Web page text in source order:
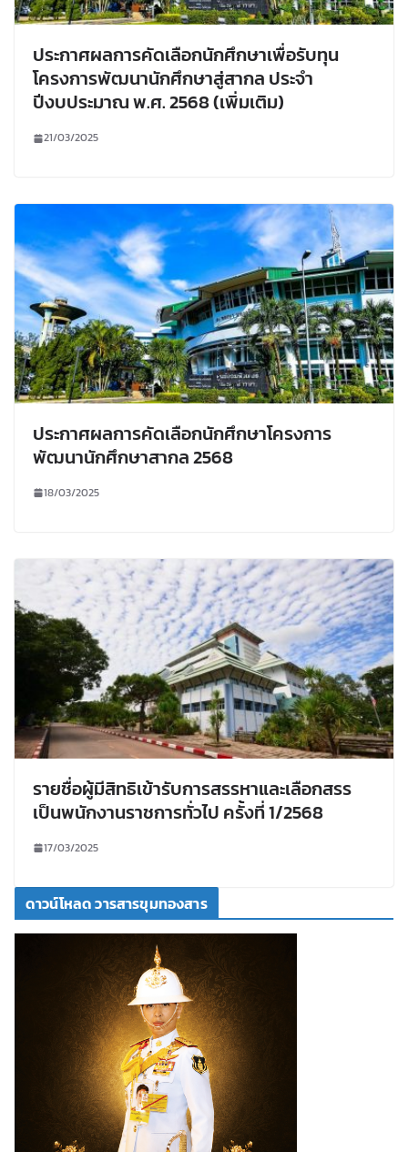
ประกาศผลการคัดเลือกนักศึกษาเพื่อรับทุน
โครงการพัฒนานักศึกษาสู่สากล ประจำ
ปีงบประมาณ พ.ศ. 2568 (เพิ่มเติม)
21/03/2025
ประกาศผลการคัดเลือกนักศึกษาโครงการ
พัฒนานักศึกษาสากล 2568
18/03/2025
รายชื่อผู้มีสิทธิเข้ารับการสรรหาและเลือกสรร
เป็นพนักงานราชการทั่วไป ครั้งที่ 1/2568
17/03/2025
ดาวน์โหลด วารสารขุมทองสาร